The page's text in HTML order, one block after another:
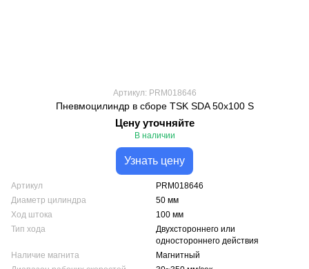
Артикул: PRM018646
Пневмоцилиндр в сборе TSK SDA 50x100 S
Цену уточняйте
В наличии
Узнать цену
Артикул
PRM018646
Диаметр цилиндра
50 мм
Ход штока
100 мм
Тип хода
Двухстороннего или
одностороннего действия
Наличие магнита
Магнитный